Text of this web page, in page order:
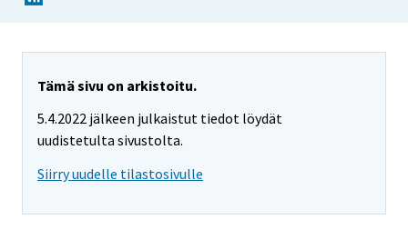
Tämä sivu on arkistoitu.
5.4.2022 jälkeen julkaistut tiedot löydät
uudistetulta sivustolta.
Siirry uudelle tilastosivulle